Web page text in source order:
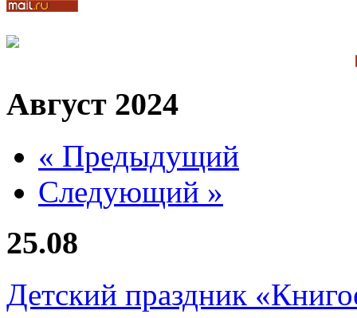
Август 2024
« Предыдущий
Следующий »
25.08
Детский праздник